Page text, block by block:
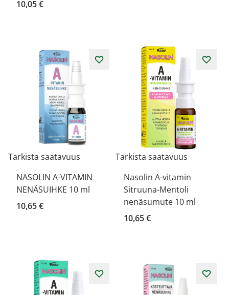
10,05 €
Tarkista saatavuus
NASOLIN A-VITAMIN
NENÄSUIHKE 10 ml
10,65 €
Tarkista saatavuus
Nasolin A-vitamin
Sitruuna-Mentoli
nenäsumute 10 ml
10,65 €